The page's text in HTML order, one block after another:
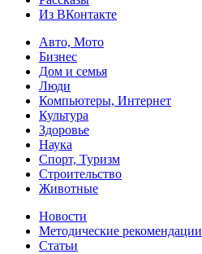
Из ВКонтакте
Авто, Мото
Бизнес
Дом и семья
Люди
Компьютеры, Интернет
Культура
Здоровье
Наука
Спорт, Туризм
Строительство
Животные
Новости
Методические рекомендации
Статьи